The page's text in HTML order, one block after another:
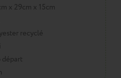
x 29cm x 15cm
recyclé
départ